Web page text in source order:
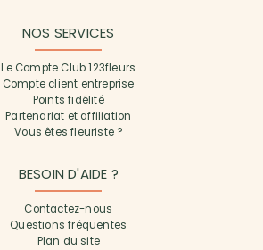
NOS SERVICES
Le Compte Club 123fleurs
Compte client entreprise
Points fidélité
Partenariat et affiliation
Vous êtes fleuriste ?
BESOIN D'AIDE ?
Contactez-nous
Questions fréquentes
Plan du site